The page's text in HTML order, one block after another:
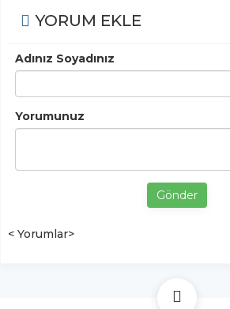
YORUM EKLE
Adınız Soyadınız
Yorumunuz
Gönder
< Yorumlar>